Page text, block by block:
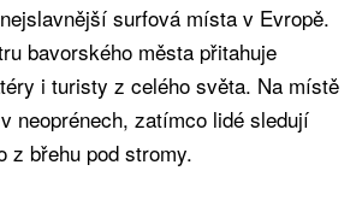
surfová místa v Evropě.
bavorského města přitahuje
i turisty z celého světa. Na místě
neoprénech, zatímco lidé sledují
z břehu pod stromy.